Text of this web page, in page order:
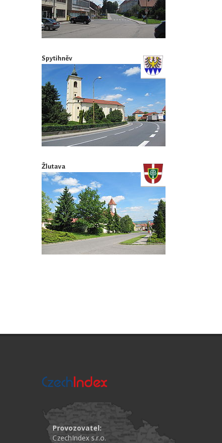
Spytihněv
Žlutava
Provozovatel:
CzechIndex s.r.o.